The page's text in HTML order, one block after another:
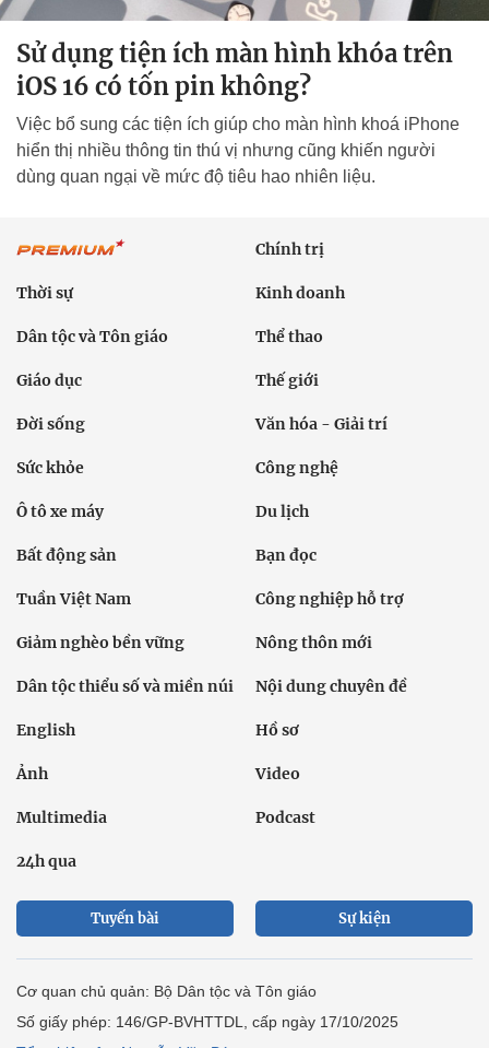
Sử dụng tiện ích màn hình khóa trên
iOS 16 có tốn pin không?
Việc bổ sung các tiện ích giúp cho màn hình khoá iPhone
hiển thị nhiều thông tin thú vị nhưng cũng khiến người
dùng quan ngại về mức độ tiêu hao nhiên liệu.
Chính trị
Thời sự Kinh doanh
Dân tộc và Tôn giáo Thể thao
Giáo dục Thế giới
Đời sống Văn hóa - Giải trí
Sức khỏe Công nghệ
Ô tô xe máy Du lịch
Bất động sản Bạn đọc
Tuần Việt Nam Công nghiệp hỗ trợ
Giảm nghèo bền vững Nông thôn mới
Dân tộc thiểu số và miền núi Nội dung chuyên đề
English Hồ sơ
Ảnh Video
Multimedia Podcast
24h qua
Tuyến bài Sự kiện
Cơ quan chủ quản: Bộ Dân tộc và Tôn giáo
Số giấy phép: 146/GP-BVHTTDL, cấp ngày 17/10/2025